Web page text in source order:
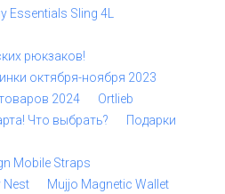
Essentials Sling 4L
рюкзаков!
октября-ноября 2023
2024
Ortlieb
Что выбрать?
Подарки
Mobile Straps
Nest
Mujjo Magnetic Wallet